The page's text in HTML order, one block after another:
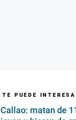
TE PUEDE
Callao: matan de